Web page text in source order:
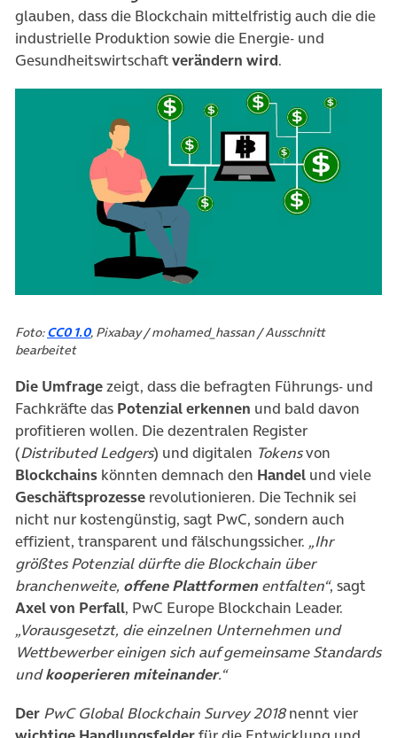
glauben, dass die Blockchain mittelfristig auch die die
industrielle Produktion sowie die Energie- und
Gesundheitswirtschaftverändern wird.
Foto:CC0 1.0, Pixabay / mohamed_hassan / Ausschnitt
bearbeitet
Die Umfragezeigt, dass die befragten Führungs- und
Fachkräfte das Potenzial erkennen und bald davon
profitieren wollen. Die dezentralen Register
(Distributed Ledgers) und digitalen Tokensvon
Blockchains könnten demnach den Handel und viele
Geschäftsprozesse revolutionieren. Die Technik sei
nicht nur kostengünstig, sagt PwC, sondern auch
effizient, transparent und fälschungssicher. „Ihr
größtes Potenzial dürfte die Blockchain über
branchenweite, offene Plattformenentfalten“, sagt
Axel von Perfall, PwC Europe Blockchain Leader.
„Vorausgesetzt, die einzelnen Unternehmen und
Wettbewerber einigen sich auf gemeinsame Standards
undkooperieren miteinander.“
Der PwC Global Blockchain Survey 2018nennt vier